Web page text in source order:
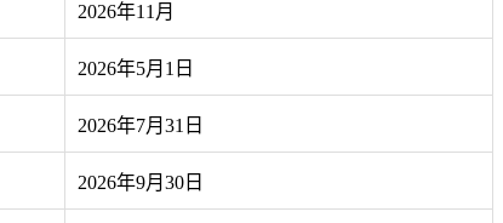
2026年11月
2026年5月1日
2026年7月31日
2026年9月30日